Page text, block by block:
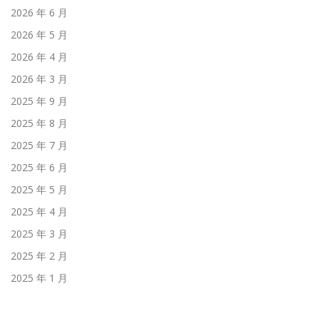
2026 年 6 月
2026 年 5 月
2026 年 4 月
2026 年 3 月
2025 年 9 月
2025 年 8 月
2025 年 7 月
2025 年 6 月
2025 年 5 月
2025 年 4 月
2025 年 3 月
2025 年 2 月
2025 年 1 月